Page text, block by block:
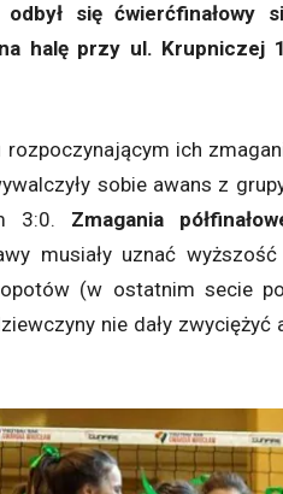
się ćwierćfinałowy
halę przy ul. Krupniczej
ich
sobie awans z
3:0. Zmagania
musiały uznać
(w ostatnim secie
nie dały